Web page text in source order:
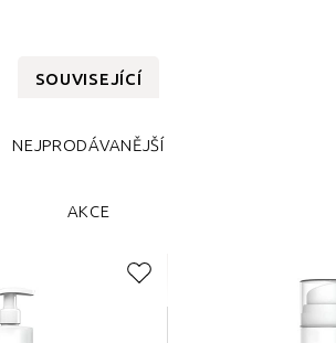
SOUVISEJÍCÍ
NEJPRODÁVANĚJŠÍ
AKCE